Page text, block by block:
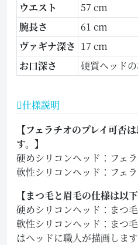
ウエスト
57 cm
腕長さ
61 cm
ヴァギナ深さ 17 cm
お口深さ
硬質ヘッド
仕様説明
【フェラチオのプレイ可否
す。】
硬めシリコンヘッド：フェ
軟性シリコンヘッド：フェ
【まつ毛と眉毛の仕様は以
硬めシリコンヘッド：まつ
軟性シリコンヘッド：まつ
はヘッドに職人が描画します